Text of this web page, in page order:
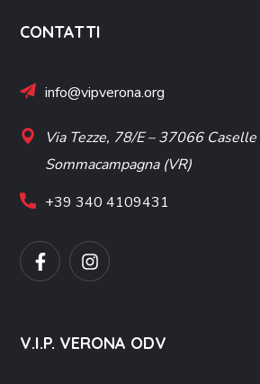
CONTATTI
info@vipverona.org
Via Tezze, 78/E – 37066
Sommacampagna (VR)
+39 340 4109431
V.I.P. VERONA ODV